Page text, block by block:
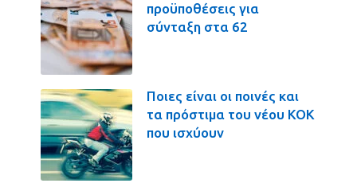
προϋποθέσεις για
σύνταξη στα 62
Ποιες είναι οι ποινές και
τα πρόστιμα του νέου ΚΟΚ
που ισχύουν